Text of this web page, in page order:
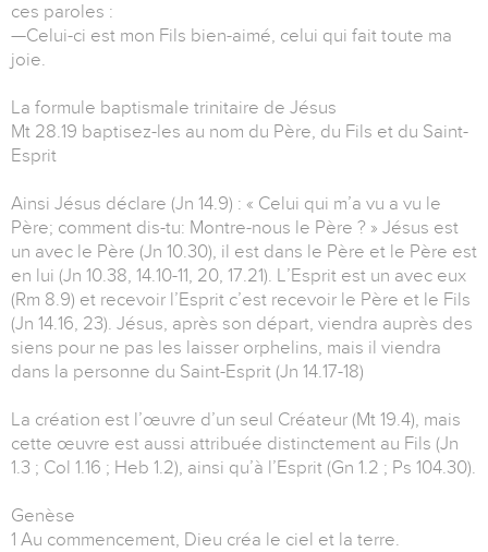
ces paroles :
—Celui-ci est mon Fils bien-aimé, celui qui fait toute ma
joie.
La formule baptismale trinitaire de Jésus
Mt 28.19 baptisez-les au nom du Père, du Fils et du Saint-
Esprit
Ainsi Jésus déclare (Jn 14.9) : « Celui qui m’a vu a vu le
Père; comment dis-tu: Montre-nous le Père ? » Jésus est
un avec le Père (Jn 10.30), il est dans le Père et le Père est
en lui (Jn 10.38, 14.10-11, 20, 17.21). L’Esprit est un avec eux
(Rm 8.9) et recevoir l’Esprit c’est recevoir le Père et le Fils
(Jn 14.16, 23). Jésus, après son départ, viendra auprès des
siens pour ne pas les laisser orphelins, mais il viendra
dans la personne du Saint-Esprit (Jn 14.17-18)
La création est l’œuvre d’un seul Créateur (Mt 19.4), mais
cette œuvre est aussi attribuée distinctement au Fils (Jn
1.3 ; Col 1.16 ; Heb 1.2), ainsi qu’à l’Esprit (Gn 1.2 ; Ps 104.30).
Genèse
1 Au commencement, Dieu créa le ciel et la terre.